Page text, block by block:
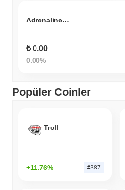
Adrenaline Token
₺ 0.00
0.00%
Popüler Coinler
Troll
+11.76% #387